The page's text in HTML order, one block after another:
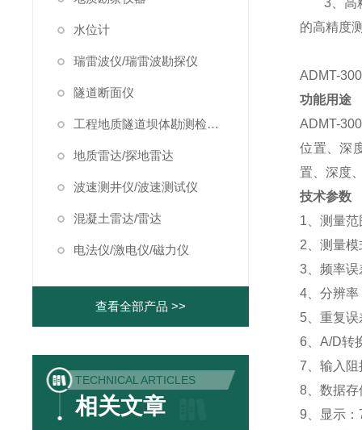
水位计
瑞雷波仪/瑞雷波勘探仪
隧道断面仪
工程地质隧道坝体勘测检测仪器
地质雷达/探地雷达
波速测井仪/波速测试仪
混凝土雷达/雷达
电法仪/激电仪/磁力仪
查看全部产品 >>
TECHNICAL ARTICLES
相关文章
3、高精
的高精度
ADMT-
功能用途
ADMT-
位置、深
置、深度
技术参数
1、测量
2、测量
3、频率误
4、分辨
5、重复
6、A/D转
7、输入
8、数据存
9、显示